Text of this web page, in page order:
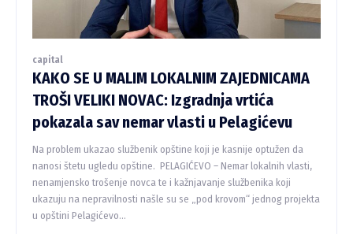
capital
KAKO SE U MALIM LOKALNIM ZAJEDNICAMA
TROŠI VELIKI NOVAC: Izgradnja vrtića
pokazala sav nemar vlasti u Pelagićevu
Na problem ukazao službenik opštine koji je kasnije optužen da
nanosi štetu ugledu opštine. PELAGIĆEVO – Nemar lokalnih vlasti,
nenamjensko trošenje novca te i kažnjavanje službenika koji
ukazuju na nepravilnosti našle su se „pod krovom“ jednog projekta
u opštini Pelagićevo...